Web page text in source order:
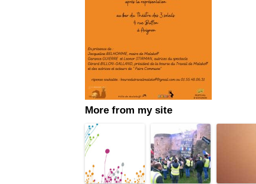
More from my site